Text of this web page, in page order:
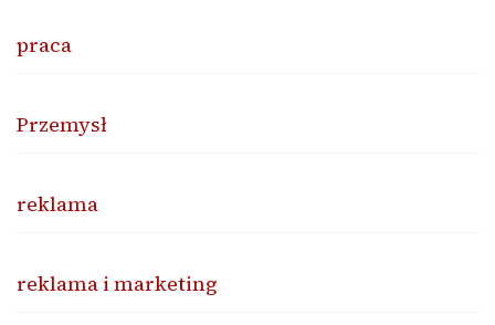
praca
Przemysł
reklama
reklama i marketing